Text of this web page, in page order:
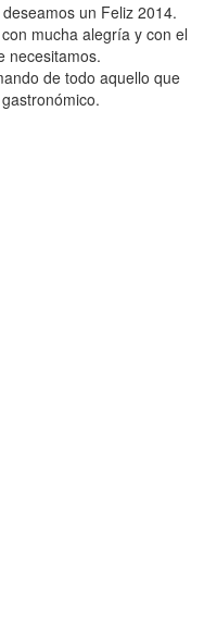
un Feliz 2014.
mucha alegría y con el
necesitamos.
de todo aquello que